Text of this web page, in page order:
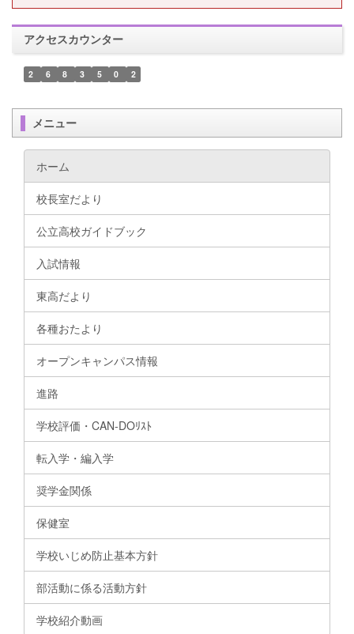
アクセスカウンター
2 6 8 3 5 0 2
メニュー
ホーム
校長室だより
公立高校ガイドブック
入試情報
東高だより
各種おたより
オープンキャンパス情報
進路
学校評価・CAN-DOﾘｽﾄ
転入学・編入学
奨学金関係
保健室
学校いじめ防止基本方針
部活動に係る活動方針
学校紹介動画